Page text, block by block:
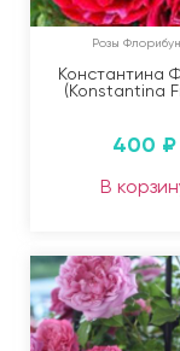
Розы
Константина
(Konstantina
400 ₽
В